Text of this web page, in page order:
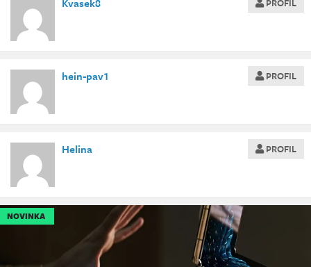
PROFIL
hein-pav1 PROFIL
Helina PROFIL
NOVINKA